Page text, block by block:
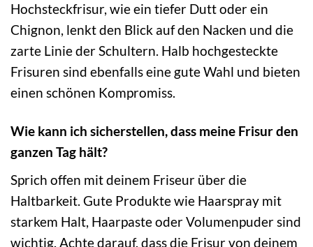
Hochsteckfrisur, wie ein tiefer Dutt oder ein
Chignon, lenkt den Blick auf den Nacken und die
zarte Linie der Schultern. Halb hochgesteckte
Frisuren sind ebenfalls eine gute Wahl und bieten
einen schönen Kompromiss.
Wie kann ich sicherstellen, dass meine Frisur den
ganzen Tag hält?
Sprich offen mit deinem Friseur über die
Haltbarkeit. Gute Produkte wie Haarspray mit
starkem Halt, Haarpaste oder Volumenpuder sind
wichtig. Achte darauf, dass die Frisur von deinem